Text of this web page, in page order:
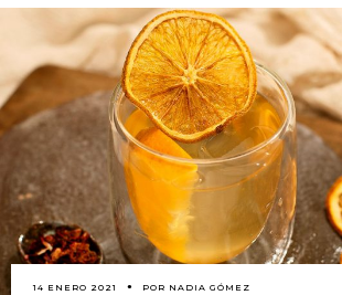
14 ENERO 2021 POR NADIA GÓMEZ